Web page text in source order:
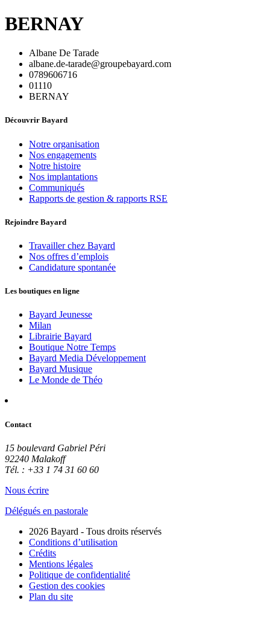
BERNAY
Albane De Tarade
albane.de-tarade@groupebayard.com
0789606716
01110
BERNAY
Découvrir Bayard
Notre organisation
Nos engagements
Notre histoire
Nos implantations
Communiqués
Rapports de gestion & rapports RSE
Rejoindre Bayard
Travailler chez Bayard
Nos offres d’emplois
Candidature spontanée
Les boutiques en ligne
Bayard Jeunesse
Milan
Librairie Bayard
Boutique Notre Temps
Bayard Media Développement
Bayard Musique
Le Monde de Théo
Contact
15 boulevard Gabriel Péri
92240 Malakoff
Tél. : +33 1 74 31 60 60
Nous écrire
Délégués en pastorale
2026 Bayard - Tous droits réservés
Conditions d’utilisation
Crédits
Mentions légales
Politique de confidentialité
Gestion des cookies
Plan du site